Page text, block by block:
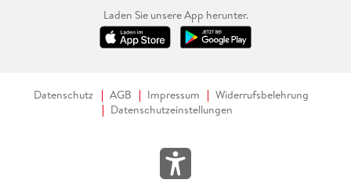
Laden Sie unsere App herunter.
Datenschutz AGB Impressum
Widerrufsbelehrung
Datenschutzeinstellungen